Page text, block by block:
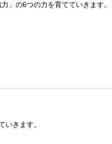
」の6つの力を育てていきます。
いきます。